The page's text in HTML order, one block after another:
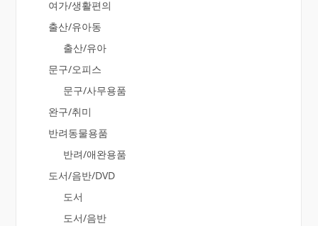
여가/생활편의
출산/유아동
출산/유아
문구/오피스
문구/사무용품
완구/취미
반려동물용품
반려/애완용품
도서/음반/DVD
도서
도서/음반